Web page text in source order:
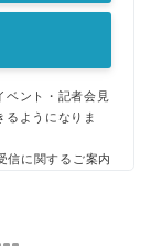
ベント・記者会見
るようになりま
信に関するご案内